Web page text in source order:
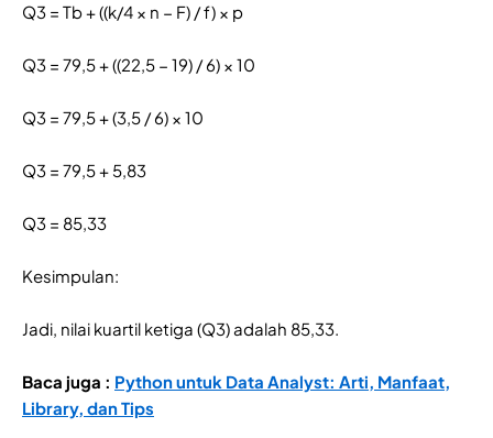
Q3 = Tb + ((k/4 × n − F) / f) × p
Q3 = 79,5 + ((22,5 − 19) / 6) × 10
Q3 = 79,5 + (3,5 / 6) × 10
Q3 = 79,5 + 5,83
Q3 = 85,33
Kesimpulan:
Jadi, nilai kuartil ketiga (Q3) adalah 85,33.
Baca juga : Python untuk Data Analyst: Arti, Manfaat,
Library, dan Tips